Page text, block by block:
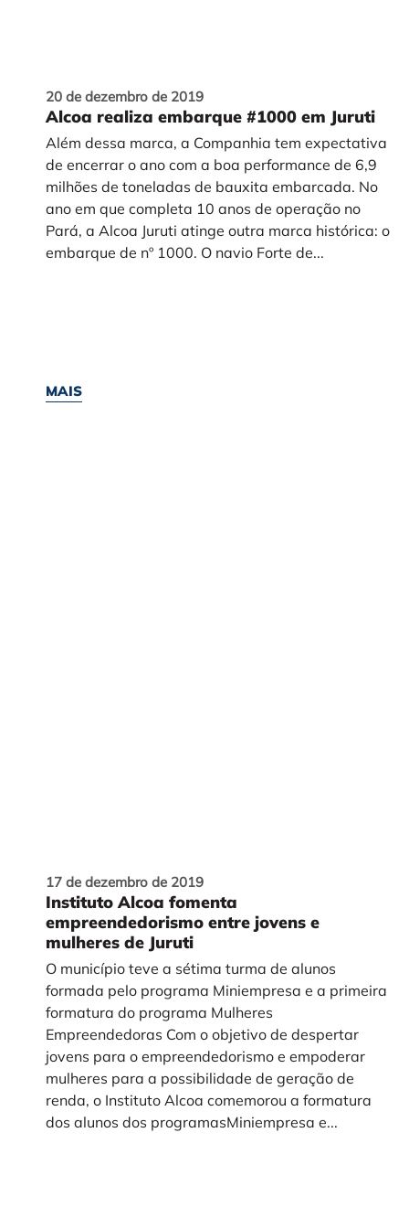
20 de dezembro de 2019
Alcoa realiza embarque #1000 em Juruti
Além dessa marca, a Companhia tem expectativa
de encerrar o ano com a boa performance de 6,9
milhões de toneladas de bauxita embarcada. No
ano em que completa 10 anos de operação no
Pará, a Alcoa Juruti atinge outra marca histórica: o
embarque de nº 1000. O navio Forte de...
MAIS
17 de dezembro de 2019
Instituto Alcoa fomenta
empreendedorismo entre jovens e
mulheres de Juruti
O município teve a sétima turma de alunos
formada pelo programa Miniempresa e a primeira
formatura do programa Mulheres
Empreendedoras Com o objetivo de despertar
jovens para o empreendedorismo e empoderar
mulheres para a possibilidade de geração de
renda, o Instituto Alcoa comemorou a formatura
dos alunos dos programasMiniempresa e...